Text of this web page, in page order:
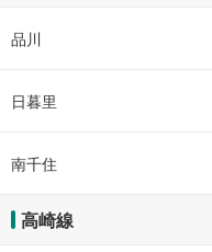
【東京メトロ】
・ＡＥＤ
品川
日暮里
南千住
高崎線